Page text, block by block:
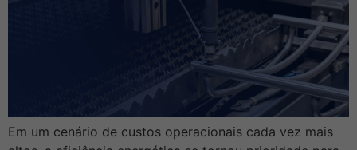
Em um cenário de custos operacionais cada vez mais